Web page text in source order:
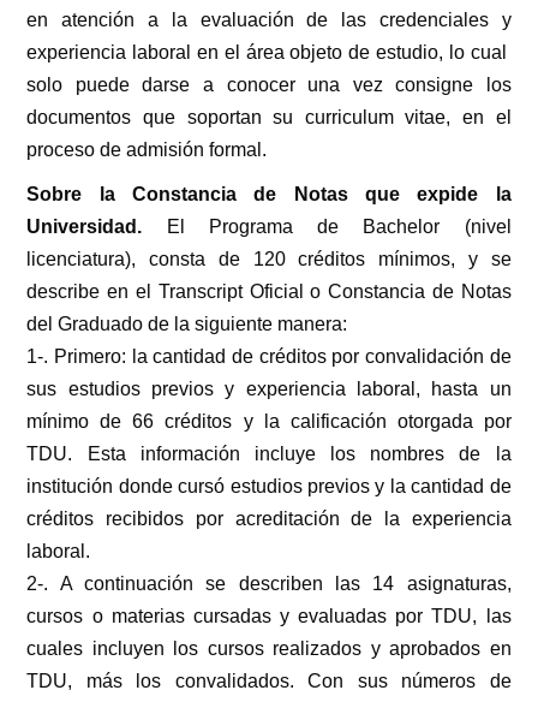
en atención a la evaluación de las credenciales y
experiencia laboral en el área objeto de estudio, lo cual
solo puede darse a conocer una vez consigne los
documentos que soportan su curriculum vitae, en el
proceso de admisión formal.
Sobre la Constancia de Notas que expide la
Universidad. El Programa de Bachelor (nivel
licenciatura), consta de 120 créditos mínimos, y se
describe en el Transcript Oficial o Constancia de Notas
del Graduado de la siguiente manera:
1-. Primero: la cantidad de créditos por convalidación de
sus estudios previos y experiencia laboral, hasta un
mínimo de 66 créditos y la calificación otorgada por
TDU. Esta información incluye los nombres de la
institución donde cursó estudios previos y la cantidad de
créditos recibidos por acreditación de la experiencia
laboral.
2-. A continuación se describen las 14 asignaturas,
cursos o materias cursadas y evaluadas por TDU, las
cuales incluyen los cursos realizados y aprobados en
TDU, más los convalidados. Con sus números de